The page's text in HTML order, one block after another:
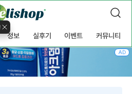
정보 실후기 이벤트 커뮤니티
AD